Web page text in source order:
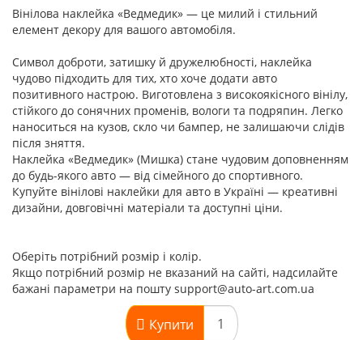
Вінілова наклейка «Ведмедик» — це милий і стильний
елемент декору для вашого автомобіля.
Символ доброти, затишку й дружелюбності, наклейка
чудово підходить для тих, хто хоче додати авто
позитивного настрою. Виготовлена з високоякісного вінілу,
стійкого до сонячних променів, вологи та подряпин. Легко
наноситься на кузов, скло чи бампер, не залишаючи слідів
після зняття.
Наклейка «Ведмедик» (Мишка) стане чудовим доповненням
до будь-якого авто — від сімейного до спортивного.
Купуйте вінілові наклейки для авто в Україні — креативні
дизайни, довговічні матеріали та доступні ціни.
Оберіть потрібний розмір і колір.
Якщо потрібний розмір не вказаний на сайті, надсилайте
бажані параметри на пошту support@auto-art.com.ua
Купити